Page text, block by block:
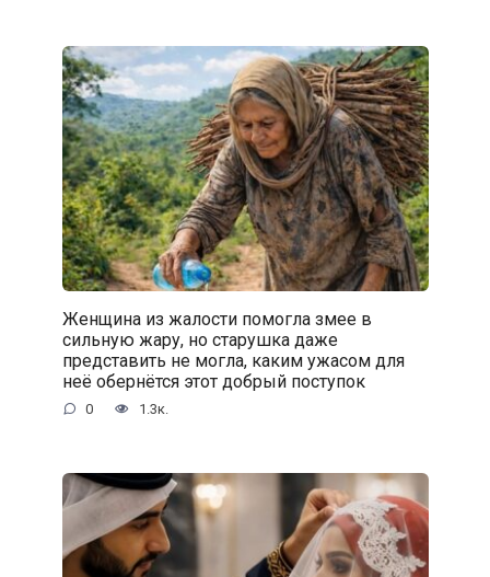
Женщина из жалости помогла змее в
сильную жару, но старушка даже
представить не могла, каким ужасом для
неё обернётся этот добрый поступок
0 1.3к.